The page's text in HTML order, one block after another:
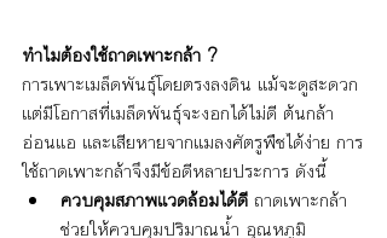
ทำไมต้องใช้ถาดเพาะกล้า ?
การเพาะเมล็ดพันธุ์โดยตรงลงดิน แม้จะดูสะดวก
แต่มีโอกาสที่เมล็ดพันธุ์จะงอกได้ไม่ดี ต้นกล้า
อ่อนแอ และเสียหายจากแมลงศัตรูพืชได้ง่าย การ
ใช้ถาดเพาะกล้าจึงมีข้อดีหลายประการ ดังนี้
ควบคุมสภาพแวดล้อมได้ดี ถาดเพาะกล้า
ช่วยให้ควบคุมปริมาณน้ำ อุณหภูมิ